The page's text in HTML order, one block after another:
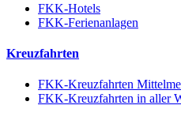
FKK-Hotels
FKK-Ferienanlagen
Kreuzfahrten
FKK-Kreuzfahrten
FKK-Kreuzfahrten in aller